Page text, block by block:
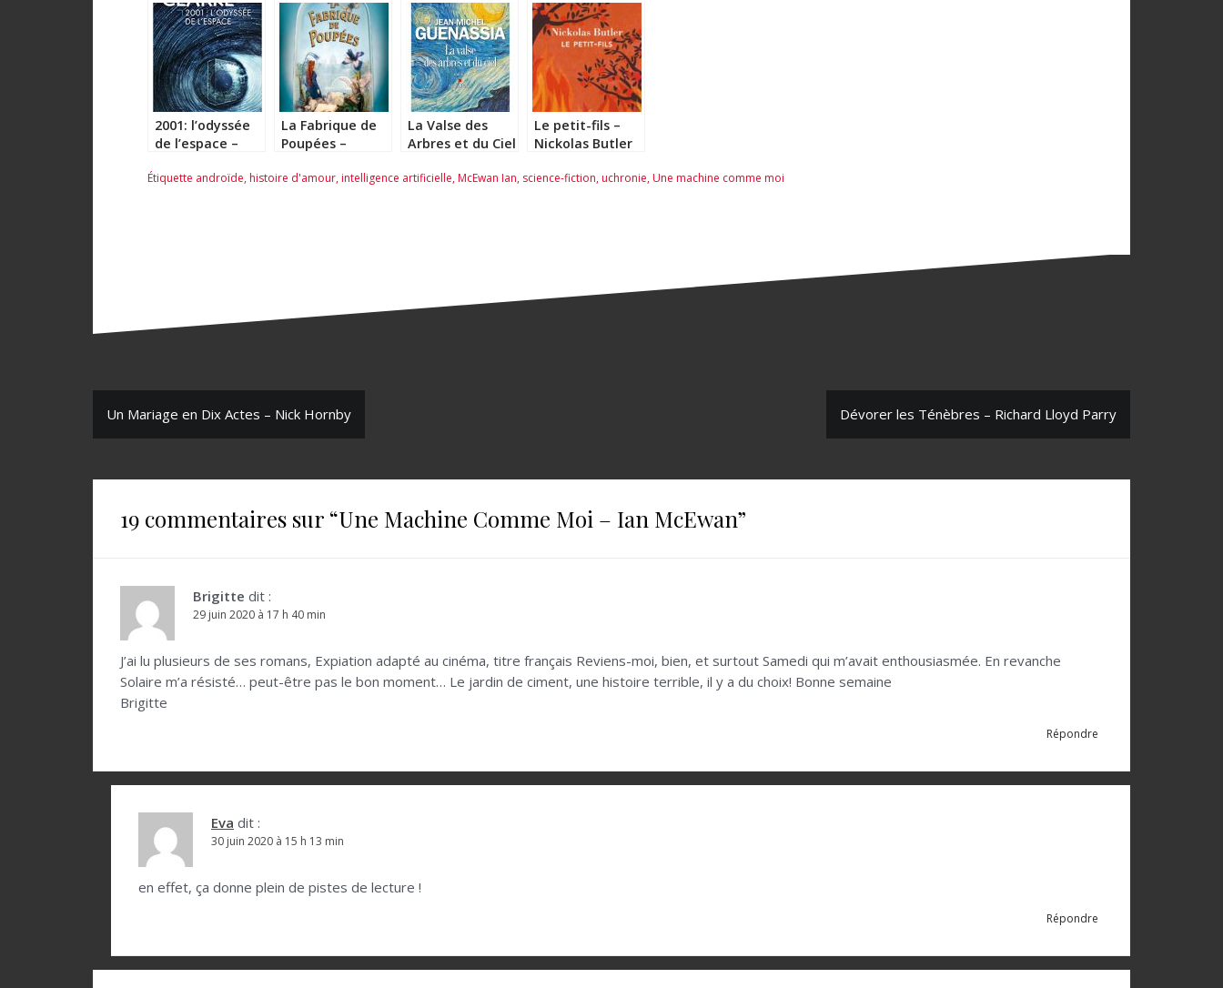
2001: l’odyssée
de l’espace –
La Fabrique de
Poupées –
MacNeal
La Valse des
Arbres et du Ciel
Guenassia
Le petit-fils –
Nickolas Butler
Étiquette androïde,histoire d'amour,intelligence artificielle,McEwan Ian, science-fiction,uchronie,Une machine comme moi
N
v
l
c
Un Mariage en Dix Actes – Nick Hornby Dévorer les Ténèbres – Richard Lloyd Parry
19 commentaires sur “Une Machine Comme Moi – Ian McEwan”
Brigitte dit :
29 juin 2020 à 17 h 40 min
J’ai lu plusieurs de ses romans, Expiation adapté au cinéma, titre français Reviens-moi, bien, et surtout Samedi qui m’avait enthousiasmée. En revanche
Solaire m’a résisté… peut-être pas le bon moment… Le jardin de ciment, une histoire terrible, il y a du choix! Bonne semaine
Brigitte
Répondre
Eva dit :
30 juin 2020 à 15 h 13 min
en effet, ça donne plein de pistes de lecture !
Répondre